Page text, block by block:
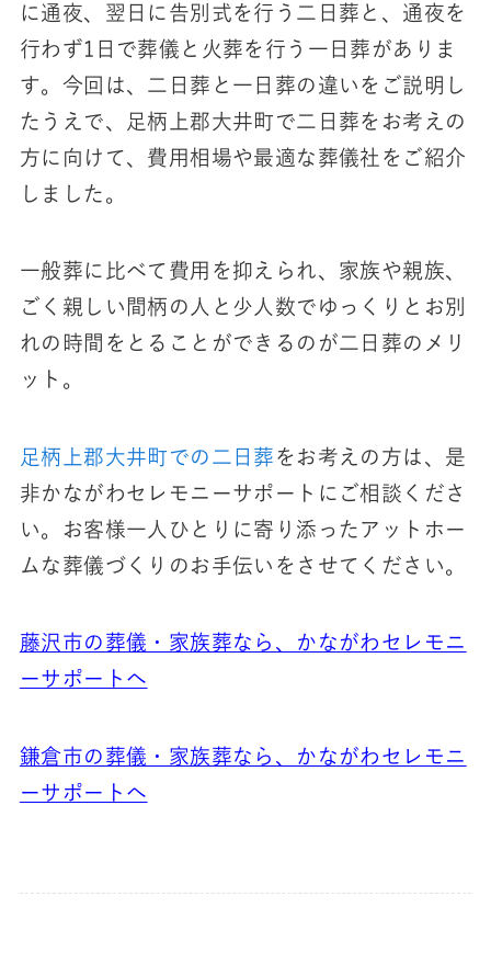
に通夜、翌日に告別式を行う二日葬と、通夜を
行わず1日で葬儀と火葬を行う一日葬がありま
す。今回は、二日葬と一日葬の違いをご説明し
たうえで、足柄上郡大井町で二日葬をお考えの
方に向けて、費用相場や最適な葬儀社をご紹介
しました。
一般葬に比べて費用を抑えられ、家族や親族、
ごく親しい間柄の人と少人数でゆっくりとお別
れの時間をとることができるのが二日葬のメリ
ット。
足柄上郡大井町での二日葬 をお考えの方は、是
非かながわセレモニーサポートにご相談くださ
い。お客様一人ひとりに寄り添ったアットホー
ムな葬儀づくりのお手伝いをさせてください。
藤沢市の葬儀・家族葬なら、かながわセレモニ
ーサポートへ
鎌倉市の葬儀・家族葬なら、かながわセレモニ
ーサポートへ